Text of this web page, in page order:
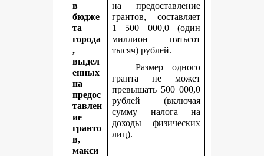
в
бюдже
та
города
,
выдел
енных
на
предос
тавлен
ие
гранто
в,
макси
на предоставление
грантов, составляет
1 500 000,0 (один
миллион пятьсот
тысяч) рублей.
Размер одного
гранта не может
превышать 500 000,0
рублей (включая
сумму налога на
доходы физических
лиц).